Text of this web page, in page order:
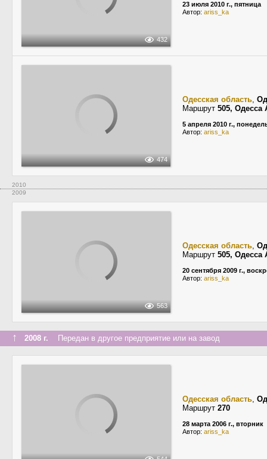
432
23 июля 2010 г., пятница
Автор: ariss_ka
474
Одесская область,
Маршрут 505,
5 апреля 2010 г.,
Автор: ariss_ka
2010
2009
563
Одесская область,
Маршрут 505,
20 сентября 2009 г.,
Автор: ariss_ka
↑ 2008 г. Передан в другое предприятие или на завод
Одесская область,
Маршрут 270
28 марта 2006 г., вторник
Автор: ariss_ka